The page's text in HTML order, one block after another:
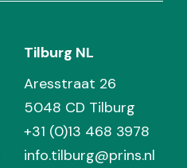
Tilburg NL
Aresstraat 26
5048 CD Tilburg
+31 (0)13 468 3978
info.tilburg@prins.nl